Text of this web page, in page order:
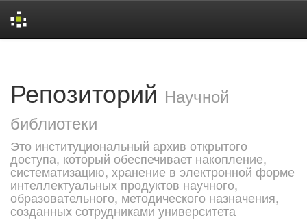
Репозиторий Научной
библиотеки
Это институциональный архив открытого
доступа, который обеспечивает накопление,
систематизацию, хранение в электронной форме
интеллектуальных продуктов научного,
образовательного, методического назначения,
созданных сотрудниками университета